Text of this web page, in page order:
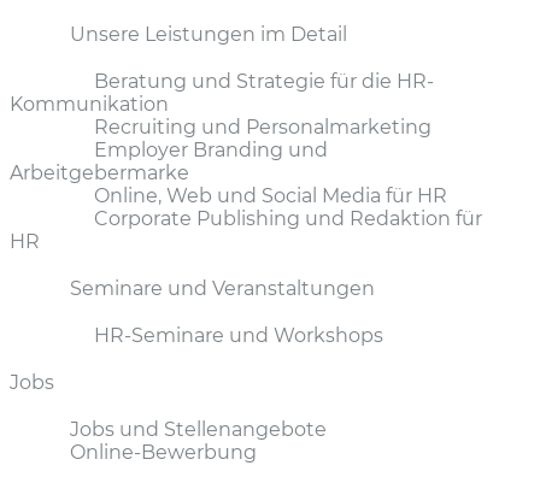
Unsere Leistungen im Detail
Beratung und Strategie für die HR-
Kommunikation
Recruiting und Personalmarketing
Employer Branding und
Arbeitgebermarke
Online, Web und Social Media für HR
Corporate Publishing und Redaktion für
HR
Seminare und Veranstaltungen
HR-Seminare und Workshops
Jobs
Jobs und Stellenangebote
Online-Bewerbung